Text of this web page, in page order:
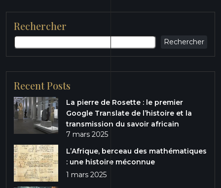
Rechercher
Rechercher
Recent Posts
La pierre de Rosette : le premier
Google Translate de l’histoire et la
transmission du savoir africain
7 mars 2025
L’Afrique, berceau des mathématiques
: une histoire méconnue
1 mars 2025